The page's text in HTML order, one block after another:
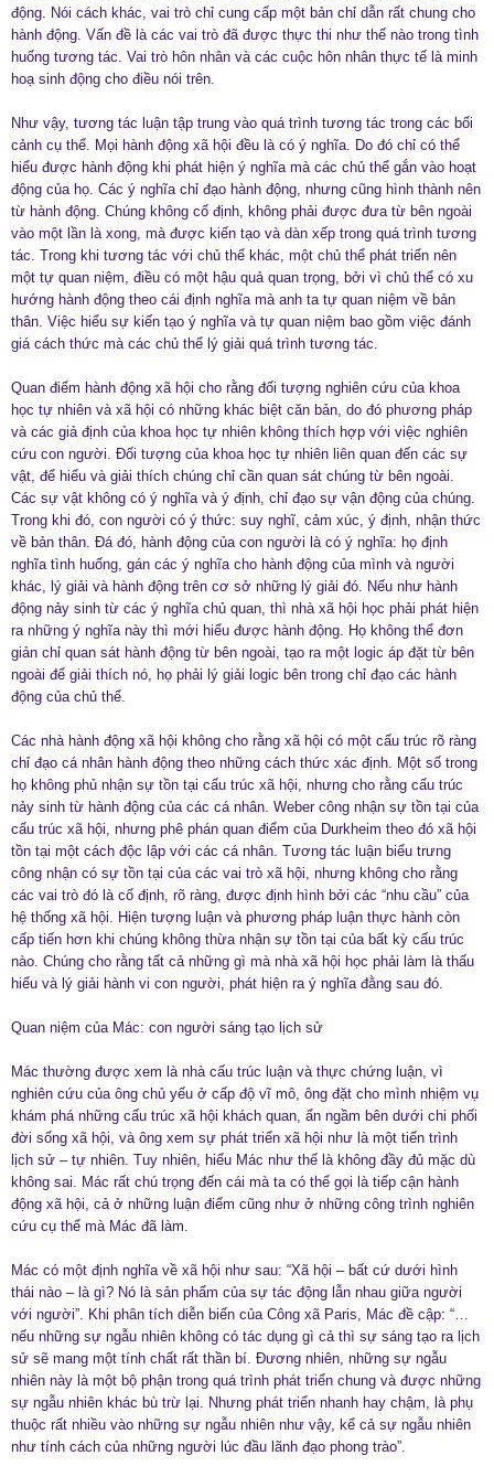
động. Nói cách khác, vai trò chỉ cung cấp một bản chỉ dẫn rất chung cho
hành động. Vấn đề là các vai trò đã được thực thi như thế nào trong tình
huống tương tác. Vai trò hôn nhân và các cuộc hôn nhân thực tế là minh
hoạ sinh động cho điều nói trên.
Như vậy, tương tác luận tập trung vào quá trình tương tác trong các bối
cảnh cụ thể. Mọi hành động xã hội đều là có ý nghĩa. Do đó chỉ có thể
hiểu được hành động khi phát hiện ý nghĩa mà các chủ thể gắn vào hoạt
động của họ. Các ý nghĩa chỉ đạo hành động, nhưng cũng hình thành nên
từ hành động. Chúng không cố định, không phải được đưa từ bên ngoài
vào một lần là xong, mà được kiến tạo và dàn xếp trong quá trình tương
tác. Trong khi tương tác với chủ thể khác, một chủ thể phát triển nên
một tự quan niệm, điều có một hậu quả quan trọng, bởi vì chủ thể có xu
hướng hành động theo cái định nghĩa mà anh ta tự quan niệm về bản
thân. Việc hiểu sự kiến tạo ý nghĩa và tự quan niệm bao gồm việc đánh
giá cách thức mà các chủ thể lý giải quá trình tương tác.
Quan điểm hành động xã hội cho rằng đối tượng nghiên cứu của khoa
học tự nhiên và xã hội có những khác biệt căn bản, do đó phương pháp
và các giả định của khoa học tự nhiên không thích hợp với việc nghiên
cứu con người. Đối tượng của khoa học tự nhiên liên quan đến các sự
vật, để hiểu và giải thích chúng chỉ cần quan sát chúng từ bên ngoài.
Các sự vật không có ý nghĩa và ý định, chỉ đạo sự vận động của chúng.
Trong khi đó, con người có ý thức: suy nghĩ, cảm xúc, ý định, nhận thức
về bản thân. Đá đó, hành động của con người là có ý nghĩa: họ định
nghĩa tình huống, gán các ý nghĩa cho hành động của mình và người
khác, lý giải và hành động trên cơ sở những lý giải đó. Nếu như hành
động nảy sinh từ các ý nghĩa chủ quan, thì nhà xã hội học phải phát hiện
ra những ý nghĩa này thì mới hiểu được hành động. Họ không thể đơn
giản chỉ quan sát hành động từ bên ngoài, tạo ra một logic áp đặt từ bên
ngoài để giải thích nó, họ phải lý giải logic bên trong chỉ đạo các hành
động của chủ thể.
Các nhà hành động xã hội không cho rằng xã hội có một cấu trúc rõ ràng
chỉ đạo cá nhân hành động theo những cách thức xác định. Một số trong
họ không phủ nhận sự tồn tại cấu trúc xã hội, nhưng cho rằng cấu trúc
nảy sinh từ hành động của các cá nhân. Weber công nhận sự tồn tại của
cấu trúc xã hội, nhưng phê phán quan điểm của Durkheim theo đó xã hội
tồn tại một cách độc lập với các cá nhân. Tương tác luận biểu trưng
công nhận có sự tồn tại của các vai trò xã hội, nhưng không cho rằng
các vai trò đó là cố định, rõ ràng, được định hình bởi các “nhu cầu” của
hệ thống xã hội. Hiện tượng luận và phương pháp luận thực hành còn
cấp tiến hơn khi chúng không thừa nhận sự tồn tại của bất kỳ cấu trúc
nào. Chúng cho rằng tất cả những gì mà nhà xã hội học phải làm là thấu
hiểu và lý giải hành vi con người, phát hiện ra ý nghĩa đằng sau đó.
Quan niệm của Mác: con người sáng tạo lịch sử
Mác thường được xem là nhà cấu trúc luận và thực chứng luận, vì
nghiên cứu của ông chủ yếu ở cấp độ vĩ mô, ông đặt cho mình nhiệm vụ
khám phá những cấu trúc xã hội khách quan, ẩn ngầm bên dưới chi phối
đời sống xã hội, và ông xem sự phát triển xã hội như là một tiến trình
lịch sử – tự nhiên. Tuy nhiên, hiểu Mác như thế là không đầy đủ mặc dù
không sai. Mác rất chú trọng đến cái mà ta có thể gọi là tiếp cận hành
động xã hội, cả ở những luận điểm cũng như ở những công trình nghiên
cứu cụ thể mà Mác đã làm.
Mác có một định nghĩa về xã hội như sau: “Xã hội – bất cứ dưới hình
thái nào – là gì? Nó là sản phẩm của sự tác động lẫn nhau giữa người
với người”. Khi phân tích diễn biến của Công xã Paris, Mác đề cập: “…
nếu những sự ngẫu nhiên không có tác dụng gì cả thì sự sáng tạo ra lịch
sử sẽ mang một tính chất rất thần bí. Đương nhiên, những sự ngẫu
nhiên này là một bộ phận trong quá trình phát triển chung và được những
sự ngẫu nhiên khác bù trừ lại. Nhưng phát triển nhanh hay chậm, là phụ
thuộc rất nhiều vào những sự ngẫu nhiên như vậy, kể cả sự ngẫu nhiên
như tính cách của những người lúc đầu lãnh đạo phong trào”.